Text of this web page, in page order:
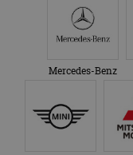
Mercedes-Benz